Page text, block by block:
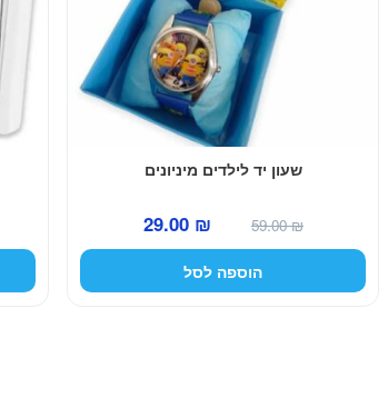
שעון יד לילדים מיניונים
59.00₪
המחיר
המקורי
היה:
29.00 ₪
המחיר
הנוכחי
הוספה לסל